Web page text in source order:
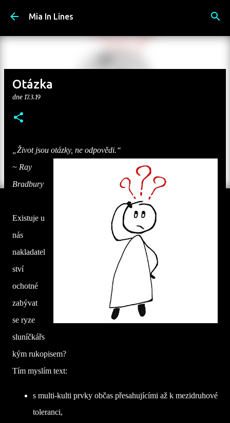
Přeskočit na hlavní obsah
Mia In Lines
Otázka
dne 17.3.19
„Život jsou otázky, ne odpovědi.“
~ Ray
Bradbury
Existuje u
nás
nakladatel
ství
ochotné
zabývat
se ryze
sluníčkářs
kým rukopisem?
Tím myslím text:
s multi-kulti prvky občas přesahujícími až k mezidruhové
toleranci,